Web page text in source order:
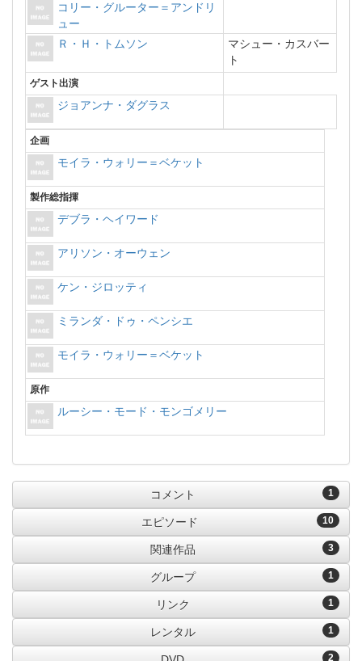
コリー・グルーター＝アンドリ
ュー
Ｒ・Ｈ・トムソン
マシュー・カスバー
ト
ゲスト出演
ジョアンナ・ダグラス
企画
モイラ・ウォリー＝ベケット
製作総指揮
デブラ・ヘイワード
アリソン・オーウェン
ケン・ジロッティ
ミランダ・ドゥ・ペンシエ
モイラ・ウォリー＝ベケット
原作
ルーシー・モード・モンゴメリー
1
コメント
10
エピソード
3
関連作品
1
グループ
1
リンク
1
レンタル
2